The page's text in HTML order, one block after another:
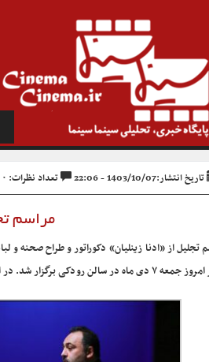
تاریخ انتشار:1403/10/07 - 22:06 تعداد نظرات: ۰ نظر
مراسم
تجلیل از «ادنا زینلیان» دکوراتور و طراح صحنه
شد. در این مراسم کتاب «صحنه عشق من است» که به زندگی و فعالیت‌های ادنا زینلیان می‌پردازد رونمایی شد.